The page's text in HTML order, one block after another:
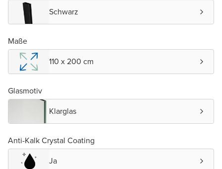
Schwarz
Maße
110 x 200 cm
Glasmotiv
Klarglas
Anti-Kalk Crystal Coating
Ja